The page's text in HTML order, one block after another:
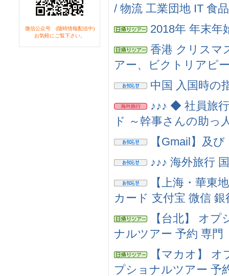
微信公众号 (随時情報配信中)
お気軽にご覧下さい。
/ 物流 工業団地 IT 食
2018年 年末
香港 クリスマ
アー、ビクトリアピ
中国 入国時の
♪♪♪ ◆ 社員旅
ド ～幹事さんの助っ
【Gmail】及
♪♪♪ 海外旅行
【上海・華東
カード 支付宝 微信 銀
【台北】 オ
ナルツアー 予約 専門
【マカオ】
プショナルツアー 予